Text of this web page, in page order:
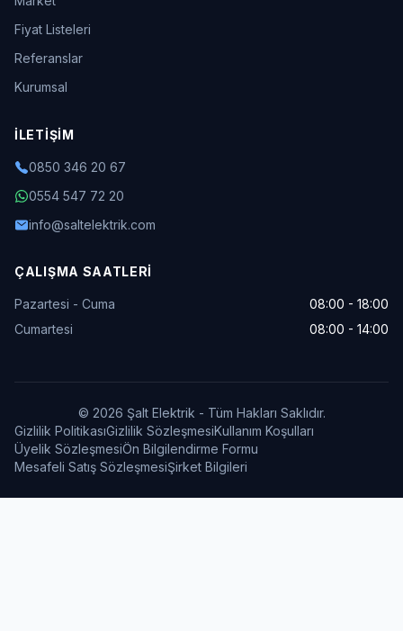
Fiyat Listeleri
Referanslar
Kurumsal
İLETIŞIM
0850 346 20 67
0554 547 72 20
info@saltelektrik.com
ÇALIŞMA SAATLERI
Pazartesi - Cuma
08:00 - 18:00
Cumartesi
08:00 - 14:00
© 2026 Şalt Elektrik - Tüm Hakları Saklıdır.
Gizlilik PolitikasıGizlilik SözleşmesiKullanım Koşulları
Üyelik SözleşmesiÖn Bilgilendirme Formu
Mesafeli Satış SözleşmesiŞirket Bilgileri